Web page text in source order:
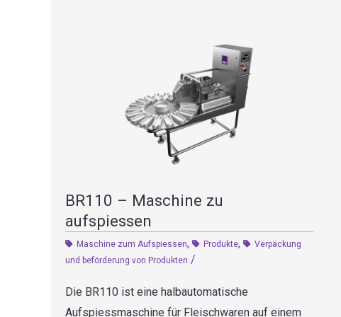
BR110 – Maschine zu
aufspiessen
Maschine zum Aufspiessen, Produkte,
Verpäckung
und beförderung von Produkten /
Die BR110 ist eine halbautomatische
Aufspiessmaschine für Fleischwaren auf einem